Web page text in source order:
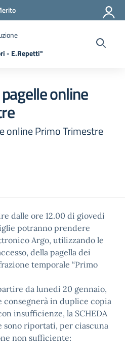
- E.Repetti"
online
online Primo Trimestre
dalle ore 12.00 di giovedì
potranno prendere
Argo, utilizzando le
della pagella dei
temporale “Primo
da lunedì 20 gennaio,
consegnerà in duplice copia
insufficienze, la SCHEDA
sono riportati, per ciascuna
non sufficiente: